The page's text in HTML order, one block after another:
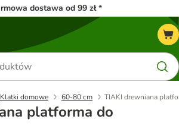
dostawa od 99 zł *
Klatki domowe 60-80 cm TIAKI drewniana
platforma do